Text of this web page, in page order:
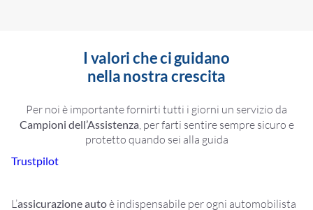
I valori che ci guidano
nella nostra crescita
Per noi è importante fornirti tutti i giorni un servizio da
Campioni dell’Assistenza per farti sentire sempre sicuro e
protetto quando sei alla guida
Trustpilot
L’assicurazione autoè indispensabile per ogni automobilista